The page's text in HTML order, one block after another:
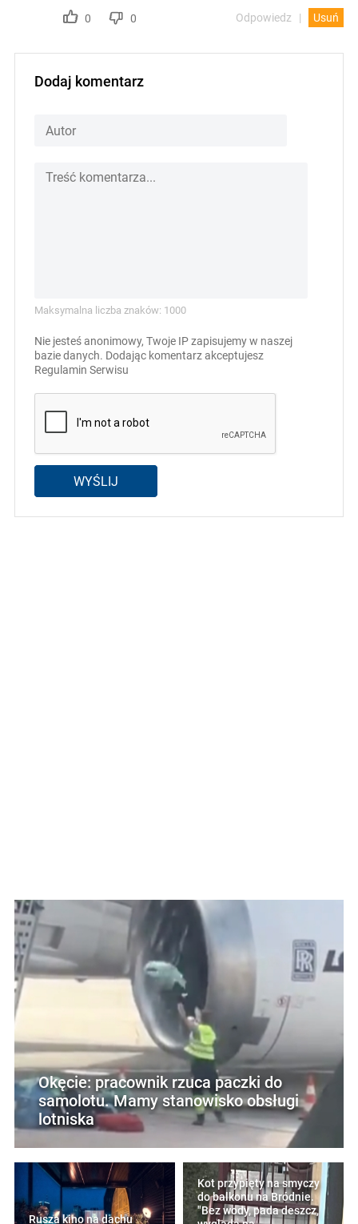
0 0 Odpowiedz Usuń
Dodaj komentarz
Maksymalna liczba znaków: 1000
Nie jesteś anonimowy, Twoje IP zapisujemy w naszej
bazie danych. Dodając komentarz akceptujesz
Regulamin Serwisu
WYŚLIJ
Okęcie: pracownik rzuca paczki do
samolotu. Mamy stanowisko obsługi
lotniska
Rusza kino na dachu
Kot przypięty na smyczy
do balkonu na Bródnie.
"Bez wody, pada deszcz,